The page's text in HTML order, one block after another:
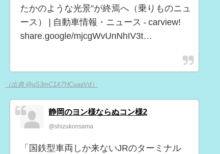
たかのような光景”が終焉へ（乗りものニュ
ース） | 自動車情報・ニュース - carview!
share.google/mjcgWvUnNhIV3t…
（出典 @uS3mC1X7HCuaaVd）
静岡のヨン様ならぬコン様2
@shizukonsama
「国鉄型車両しか来ないJRのターミナル